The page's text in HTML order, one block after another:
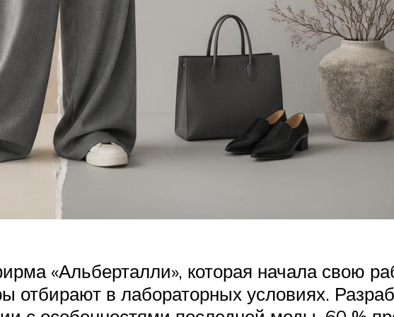
«Альберталли», которая начала свою
отбирают в лабораторных условиях.